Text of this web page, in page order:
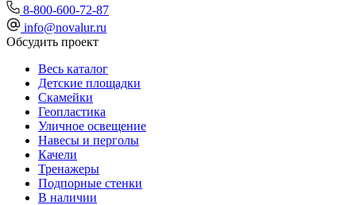
8-800-600-72-87
info@novalur.ru
Обсудить проект
Весь каталог
Детские площадки
Скамейки
Геопластика
Уличное освещение
Навесы и перголы
Качели
Тренажеры
Подпорные стенки
В наличии